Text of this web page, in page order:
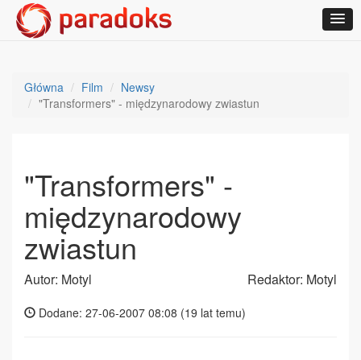
Główna Film
Newsy
"Transformers" - międzynarodowy zwiastun
"Transformers" -
międzynarodowy
zwiastun
Autor: Motyl Redaktor: Motyl
Dodane: 27-06-2007 08:08 (19 lat temu)